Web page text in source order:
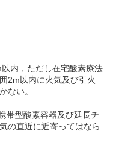
内，ただし在宅酸素療法
2m以内に火気及び引火
ない。
帯型酸素容器及び延長チ
の直近に近寄ってはなら